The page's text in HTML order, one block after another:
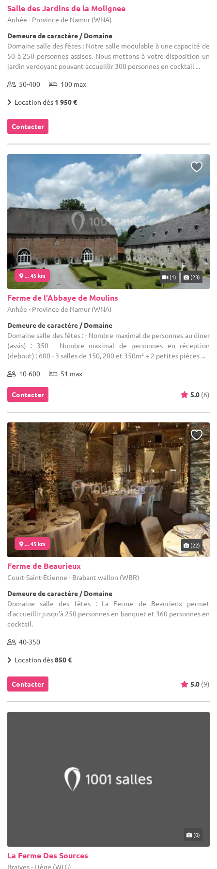
Salle des Jardins de la Molignee
Anhée - Province de Namur (WNA)
Demeure de caractère / Domaine
Domaine salle des fêtes : Notre salle modulable à une capacité de
50 à 250 personnes assises. Nous mettons à votre disposition un
jardin verdoyant pouvant accueillir 300 personnes en cocktail ...
50-400 100 max
Location dès 1 950 €
Contacter
... 45 km (1) (23)
Ferme de l'Abbaye de Moulins
Anhée - Province de Namur (WNA)
Demeure de caractère / Domaine
Domaine salle des fêtes : - Nombre maximal de personnes au dîner
(assis) : 350 - Nombre maximal de personnes en réception
(debout) : 600 - 3 salles de 150, 200 et 350m² + 2 petites pièces ...
10-600 51 max
Contacter 5.0 (6)
... 45 km (22)
Ferme de Beaurieux
Court-Saint-Étienne - Brabant wallon (WBR)
Demeure de caractère / Domaine
Domaine salle des fêtes : La Ferme de Beaurieux permet
d'accueillir jusqu'à 250 personnes en banquet et 360 personnes en
cocktail.
40-350
Location dès850 €
Contacter 5.0 (9)
(0)
La Ferme Des Sources
Braives - Liège (WLG)